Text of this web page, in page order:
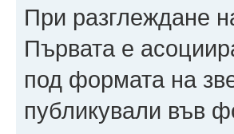
При разглеждане
Първата е
под формата на
публикували във